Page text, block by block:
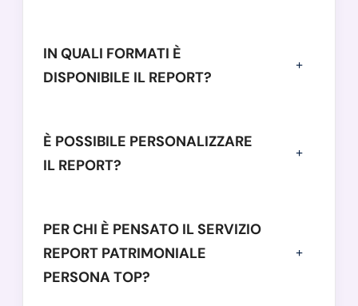
IN QUALI FORMATI È
DISPONIBILE IL REPORT?
È POSSIBILE PERSONALIZZARE
IL REPORT?
PER CHI È PENSATO IL SERVIZIO
REPORT PATRIMONIALE
PERSONA TOP?